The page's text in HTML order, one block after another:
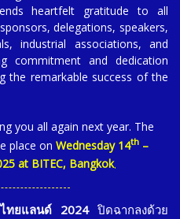
heartfelt gratitude to all
delegations, speakers,
industrial associations, and
commitment and dedication
the remarkable success of the
you all again next year. The
place on Wednesday 14th–
at BITEC, Bangkok.
ทยแลนด์ 2024ปิดฉากลงด้วย